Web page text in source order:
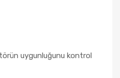
uygunluğunu kontrol